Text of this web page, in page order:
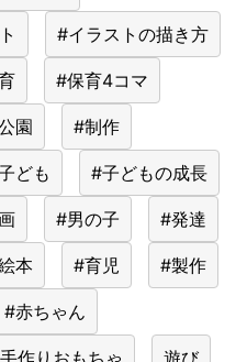
#イラストの描き方
#保育4コマ
園 #制作
ども #子どもの成長
#男の子 #発達
本 #育児 #製作
#赤ちゃん
手作りおもちゃ 遊び